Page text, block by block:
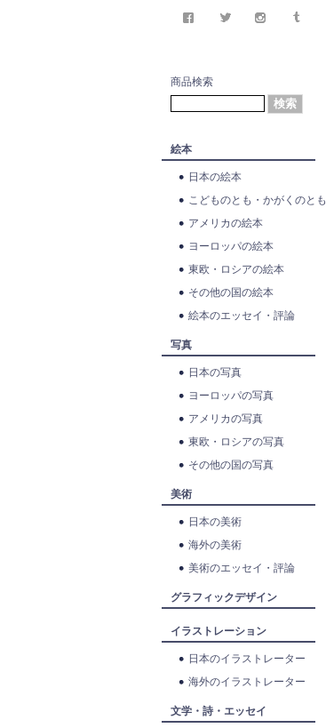
商品検索
絵本
日本の絵本
こどものとも・かがくのとも
アメリカの絵本
ヨーロッパの絵本
東欧・ロシアの絵本
その他の国の絵本
絵本のエッセイ・評論
写真
日本の写真
ヨーロッパの写真
アメリカの写真
東欧・ロシアの写真
その他の国の写真
美術
日本の美術
海外の美術
美術のエッセイ・評論
グラフィックデザイン
イラストレーション
日本のイラストレーター
海外のイラストレーター
文学・詩・エッセイ